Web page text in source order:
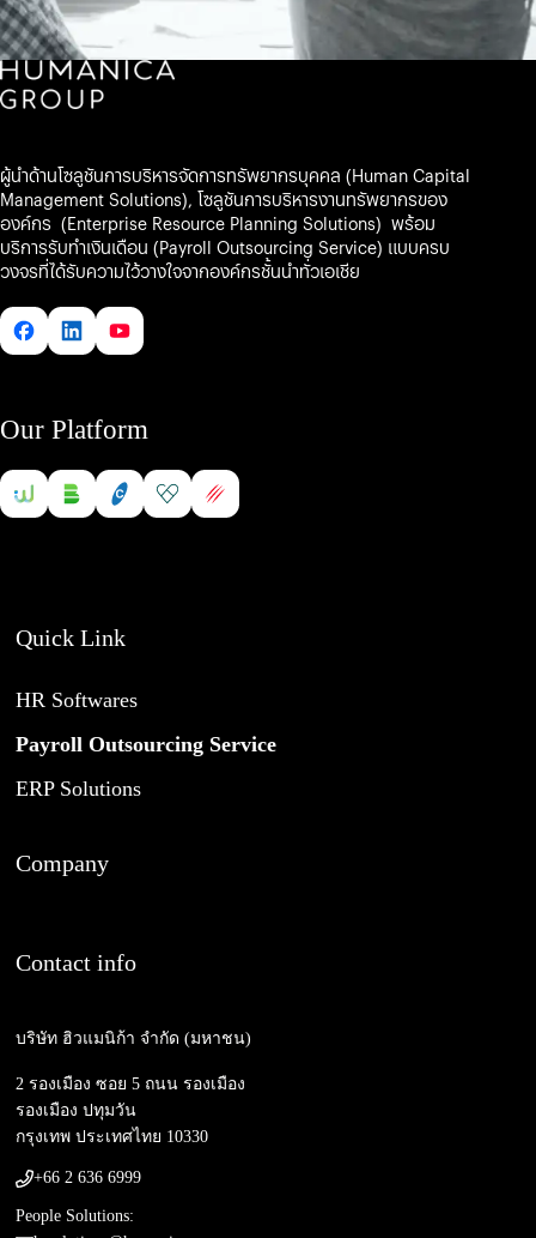
ผู้นำด้านโซลูชันการบริหารจัดการทรัพยากรบุคคล (Human Capital
Management Solutions), โซลูชันการบริหารงานทรัพยากรของ
องค์กร (Enterprise Resource Planning Solutions) พร้อม
บริการรับทำเงินเดือน (Payroll Outsourcing Service) แบบครบ
วงจรที่ได้รับความไว้วางใจจากองค์กรชั้นนำทั่วเอเชีย
Our Platform
Quick Link
HR Softwares
Payroll Outsourcing Service
ERP Solutions
Company
Contact info
บริษัท ฮิวแมนิก้า จำกัด (มหาชน)
2 รองเมือง ซอย 5 ถนน รองเมือง
รองเมือง ปทุมวัน
กรุงเทพ ประเทศไทย 10330
+66 2 636 6999
People Solutions: